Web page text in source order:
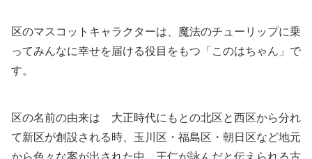
区のマスコットキャラクターは、魔法のチューリップに乗
ってみんなに幸せを届ける役目をもつ「このはちゃん」で
す。
区の名前の由来は 大正時代にもとの北区と西区から分れ
て新区が創設される時、玉川区・福島区・朝日区など地元
から色々な案が出された中、王仁が詠んだと伝えられる古